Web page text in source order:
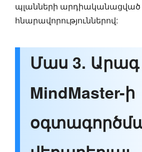
պլանների արդիականացված
հնարավորություններով:
Մաս 3. Արագ
MindMaster-ի